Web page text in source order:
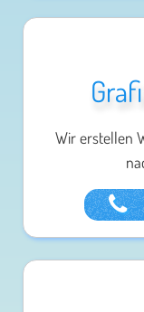
Wir erstellen